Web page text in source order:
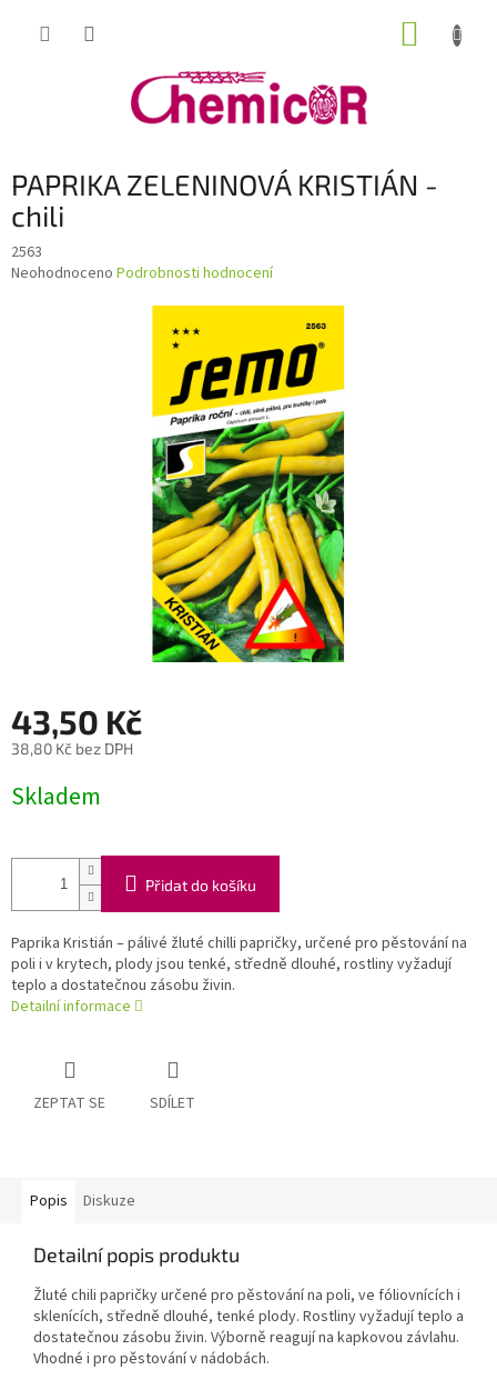
PAPRIKA ZELENINOVÁ KRISTIÁN -
chili
2563
Průměrné
Neohodnoceno Podrobnosti hodnocení
43,50 Kč
38,80 Kč bez DPH
cena:
Skladem
Přidat do košíku
Paprika Kristián – pálivé žluté chilli papričky, určené pro pěstování na
poli i v krytech, plody jsou tenké, středně dlouhé, rostliny vyžadují
teplo a dostatečnou zásobu živin.
Detailní informace
ZEPTAT SE SDÍLET
Popis Diskuze
Detailní popis produktu
Žluté chili papričky určené pro pěstování na poli, ve fóliovnících i
sklenících, středně dlouhé, tenké plody. Rostliny vyžadují teplo a
dostatečnou zásobu živin. Výborně reagují na kapkovou závlahu.
Vhodné i pro pěstování v nádobách.